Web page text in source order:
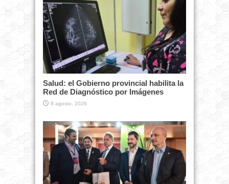
Salud: el Gobierno provincial habilita la
Red de Diagnóstico por Imágenes
8 agosto, 2026